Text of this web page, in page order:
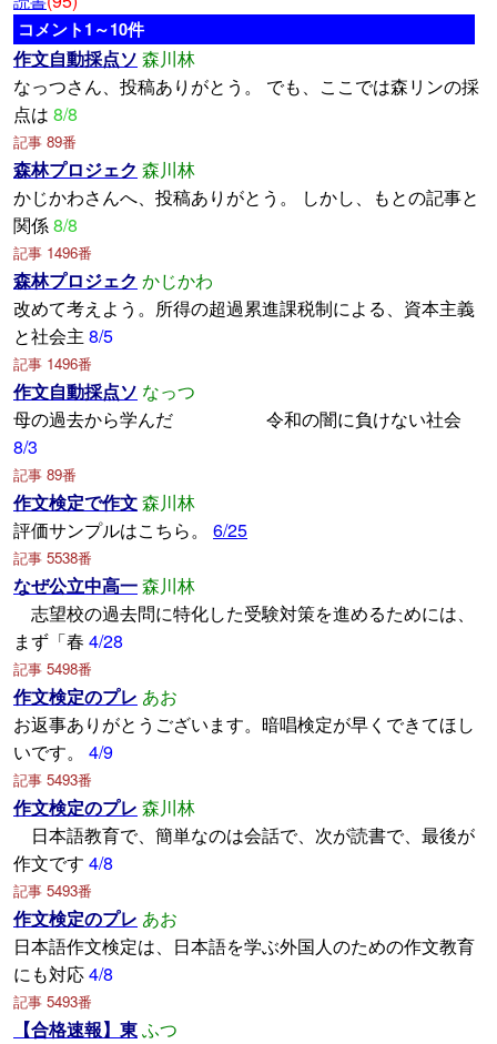
コメント1～10件
作文自動採点ソ 森川林
なっつさん、投稿ありがとう。 でも、ここでは森リンの採
点は 8/8
記事 89番
森林プロジェク 森川林
かじかわさんへ、投稿ありがとう。 しかし、もとの記事と
関係8/8
記事 1496番
森林プロジェク かじかわ
改めて考えよう。所得の超過累進課税制による、資本主義
と社会主 8/5
記事 1496番
作文自動採点ソ なっつ
母の過去から学んだ 令和の闇に負けない社会
8/3
記事 89番
作文検定で作文森川林
評価サンプルはこちら。 6/25
記事 5538番
なぜ公立中高一森川林
志望校の過去問に特化した受験対策を進めるためには、
まず「春 4/28
記事 5498番
作文検定のプレ あお
お返事ありがとうございます。暗唱検定が早くできてほし
いです。
4/9
記事 5493番
作文検定のプレ 森川林
日本語教育で、簡単なのは会話で、次が読書で、最後が
作文です 4/8
記事 5493番
作文検定のプレ あお
日本語作文検定は、日本語を学ぶ外国人のための作文教育
にも対応4/8
記事 5493番
【合格速報】東ふつ